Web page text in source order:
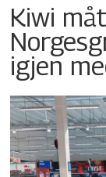
Kiwi
igjen